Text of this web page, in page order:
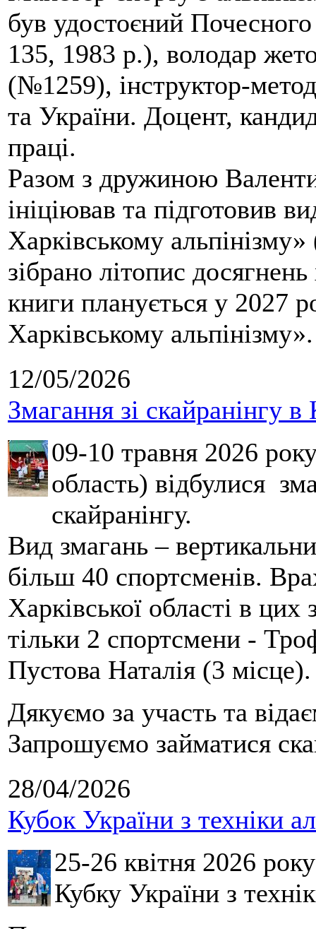
був удостоєний
135, 1983 р.), володар
(№1259), інструктор-
та України. Доцент,
праці.
Разом з дружиною
ініціював та підготовив
Харківському
зібрано літопис
книги планується у 2027
Харківському альпінізму».
12/05/2026
Змагання зі скайранінгу в
09-10 травня 2026
область) відбулися
скайранінгу.
Вид змагань –
більш 40 спортсменів.
Харківської області в
тільки 2 спортсмени -
Пустова Наталія (3 місце).
Дякуємо за участь та
Запрошуємо займатися
28/04/2026
Кубок України з техніки
25-26 квітня 2026
Кубку України з